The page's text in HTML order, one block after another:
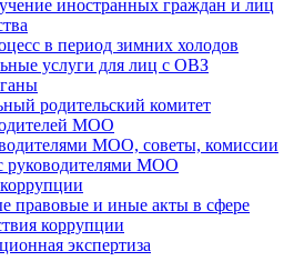
иностранных граждан и лиц
в период зимних холодов
услуги для лиц с ОВЗ
родительский комитет
МОО
МОО, советы, комиссии
руководителями МОО
правовые и иные акты в сфере
коррупции
экспертиза